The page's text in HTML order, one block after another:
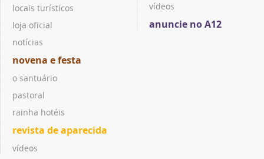
locais turísticos
loja oficial
notícias
novena e festa
o santuário
pastoral
rainha hotéis
revista de aparecida
vídeos
vídeos
anuncie no A12